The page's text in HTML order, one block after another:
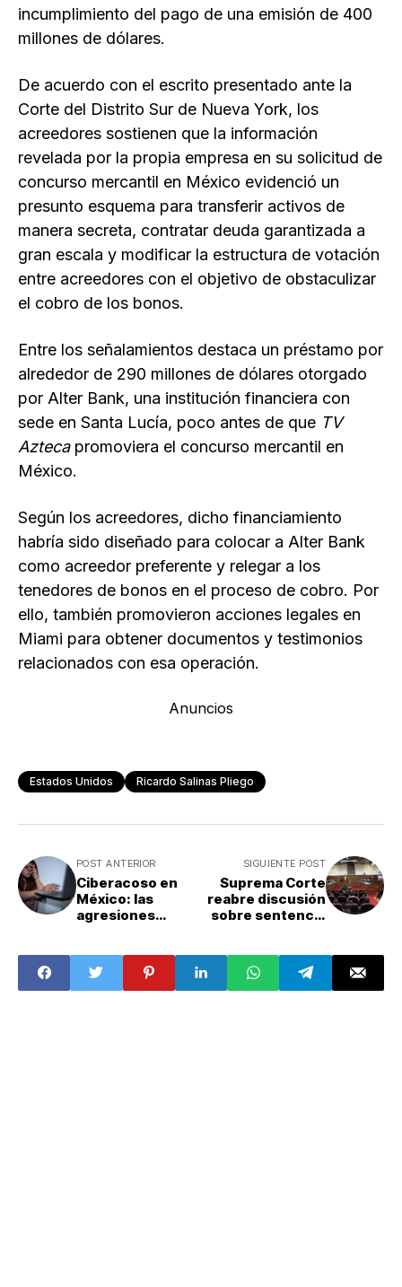
incumplimiento del pago de una emisión de 400
millones de dólares.
De acuerdo con el escrito presentado ante la
Corte del Distrito Sur de Nueva York, los
acreedores sostienen que la información
revelada por la propia empresa en su solicitud de
concurso mercantil en México evidenció un
presunto esquema para transferir activos de
manera secreta, contratar deuda garantizada a
gran escala y modificar la estructura de votación
entre acreedores con el objetivo de obstaculizar
el cobro de los bonos.
Entre los señalamientos destaca un préstamo por
alrededor de 290 millones de dólares otorgado
por Alter Bank, una institución financiera con
sede en Santa Lucía, poco antes de que TV
Aztecapromoviera el concurso mercantil en
México.
Según los acreedores, dicho financiamiento
habría sido diseñado para colocar a Alter Bank
como acreedor preferente y relegar a los
tenedores de bonos en el proceso de cobro. Por
ello, también promovieron acciones legales en
Miami para obtener documentos y testimonios
relacionados con esa operación.
Anuncios
Estados Unidos Ricardo Salinas Pliego
POST ANTERIOR
Ciberacoso en
México: las
agresiones
mujeres jóvenes,
alerta el Inegi
SIGUIENTE POST
Suprema Corte
reabre discusión
sobre sentencia
ordenó crear la
Comisión de la
Verdad